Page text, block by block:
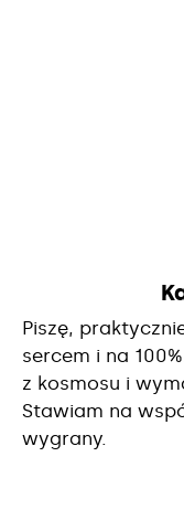
Piszę,
sercem i na
z kosmosu i
Stawiam na
wygrany.